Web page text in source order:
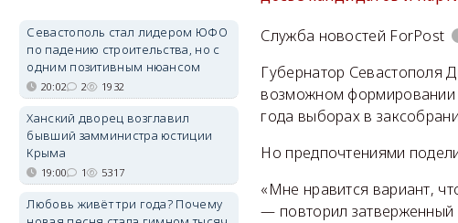
Служба новостей ForPost
Губернатор Севастополя
возможном формировании
года выборах в
Но предпочтениями
«Мне нравится вариант,
— повторил затверженный
Севастополь стал лидером ЮФО
по падению строительства, но с
одним позитивным нюансом
20:02 2 1932
Ханский дворец возглавил
бывший замминистра юстиции
Крыма
19:00 1 5317
Любовь живёт три года? Почему